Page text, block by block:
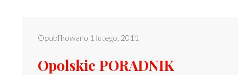
Opublikowano 1 lutego, 2011
Opolskie PORADNIK